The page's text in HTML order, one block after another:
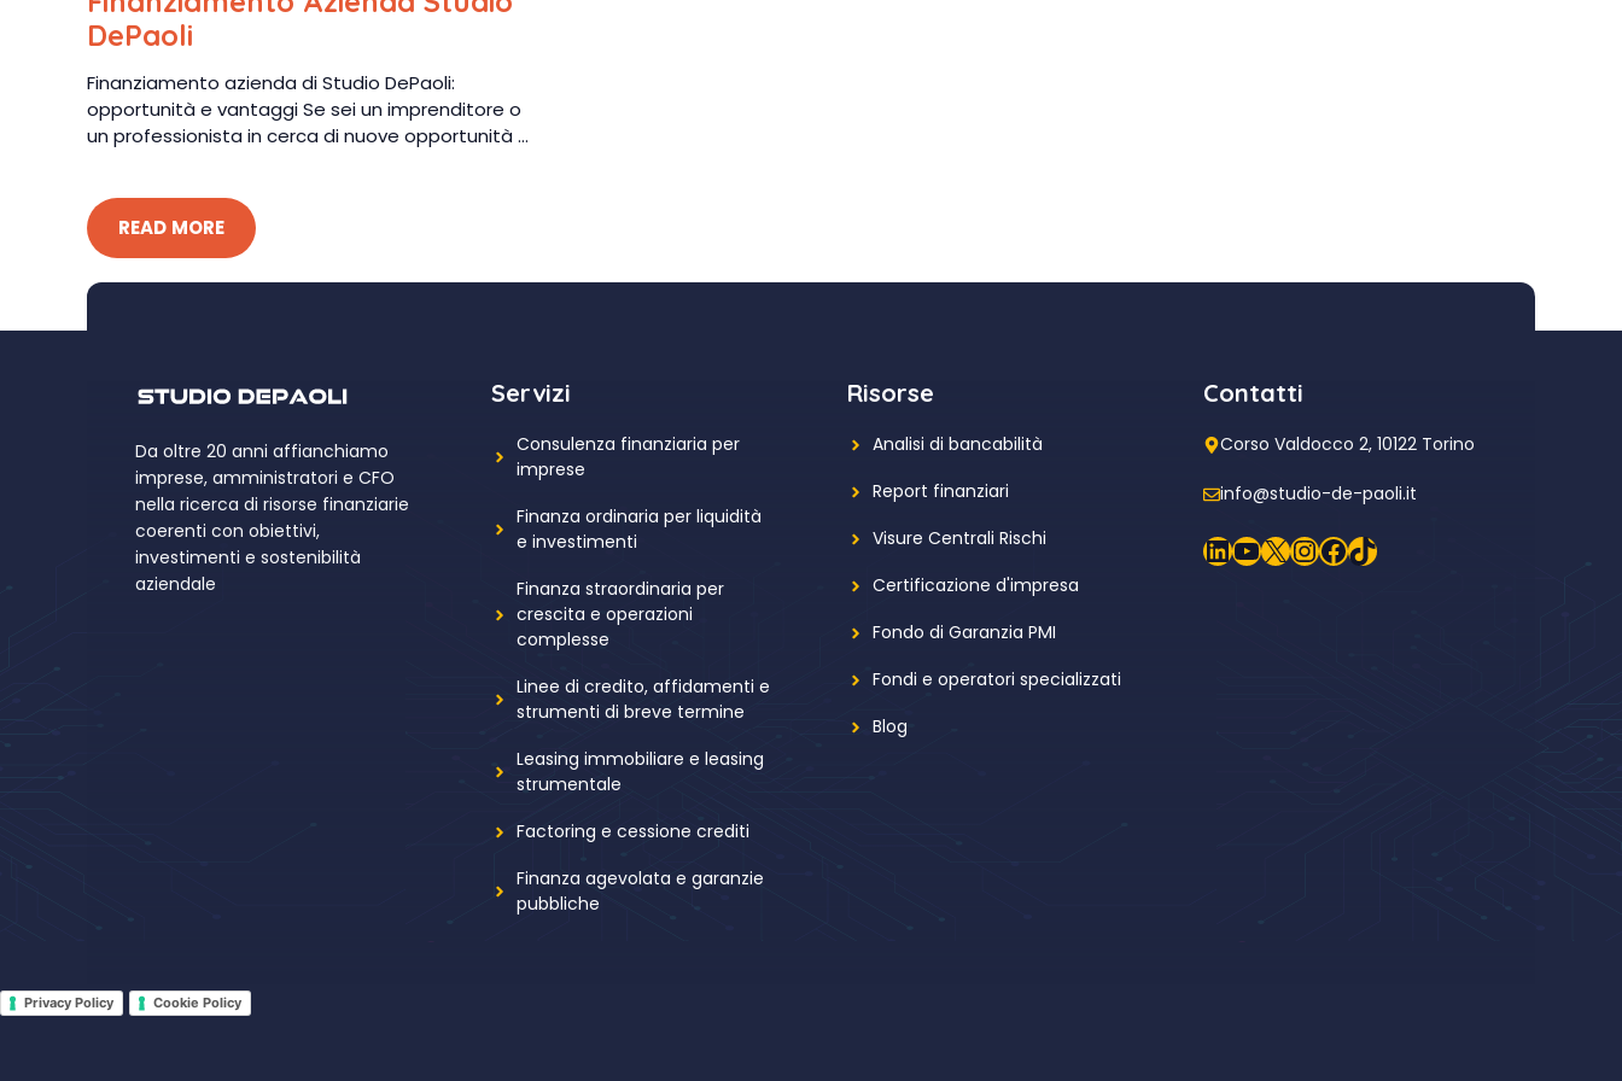
DePaoli
Finanziamento azienda di Studio DePaoli:
opportunità e vantaggi Se sei un imprenditore o
un professionista in cerca di nuove opportunità ...
READ MORE
Da oltre 20 anni affianchiamo
imprese, amministratori e CFO
nella ricerca di risorse finanziarie
coerenti con obiettivi,
investimenti e sostenibilità
aziendale
Servizi
Consulenza finanziaria per
imprese
Finanza ordinaria per liquidità
e investimenti
Finanza straordinaria per
crescita e operazioni
complesse
Linee di credito, affidamenti e
strumenti di breve termine
Leasing immobiliare e leasing
strumentale
Factoring e cessione crediti
Finanza agevolata e garanzie
pubbliche
Risorse
Analisi di bancabilità
Report finanziari
Visure Centrali Rischi
Certificazione d'impresa
Fondo di Garanzia PMI
Fondi e operatori specializzati
Blog
Contatti
Corso Valdocco 2, 10122 Torino
info@studio-de-paoli.it
LinkedIn
YouTube
X Instagram
Facebook
TikTok
Privacy Policy Cookie Policy